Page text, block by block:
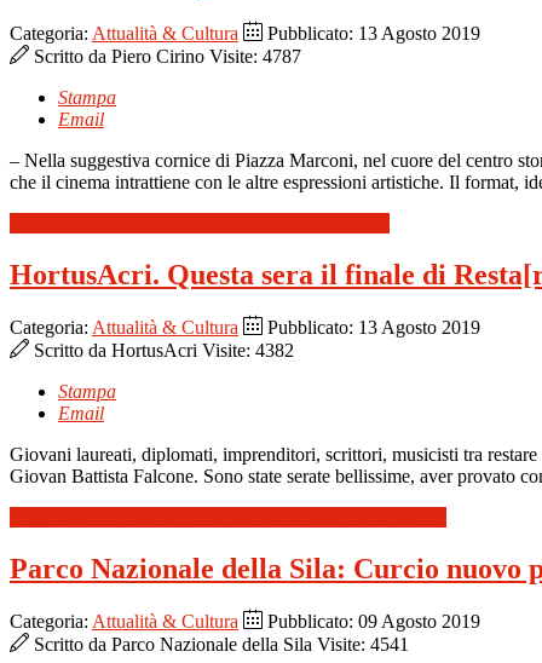
Categoria: Attualità & Cultura
Pubblicato: 13 Agosto 2019
Scritto da Piero Cirino Visite: 4787
Stampa
Email
– Nella suggestiva cornice di Piazza Marconi, nel cuore del centro
che il cinema intrattiene con le altre espressioni artistiche. Il format,
HortusAcri. Questa sera il finale di
Categoria: Attualità & Cultura
Pubblicato: 13 Agosto 2019
Scritto da HortusAcri Visite: 4382
Stampa
Email
Giovani laureati, diplomati, imprenditori, scrittori, musicisti tra
Giovan Battista Falcone. Sono state serate bellissime, aver provato
Parco Nazionale della Sila: Curcio nuovo
Categoria: Attualità & Cultura
Pubblicato: 09 Agosto 2019
Scritto da Parco Nazionale della Sila Visite: 4541